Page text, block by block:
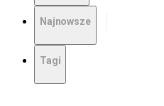
Najnowsze
Tagi